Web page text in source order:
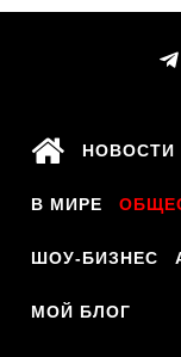
НОВОСТИ
В МИРЕ
ШОУ-БИЗНЕС
МОЙ БЛОГ